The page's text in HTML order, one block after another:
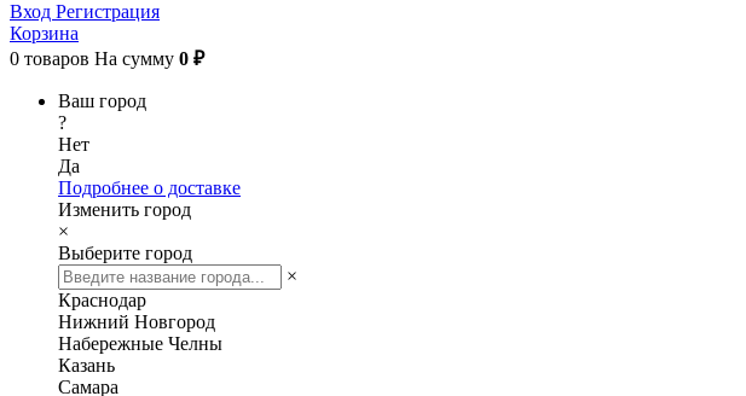
Вход Регистрация
Корзина
0 товаров На сумму 0 ₽
Ваш город
?
Нет
Да
Подробнее о доставке
Изменить город
×
Выберите город
×
Краснодар
Нижний Новгород
Набережные Челны
Казань
Самара